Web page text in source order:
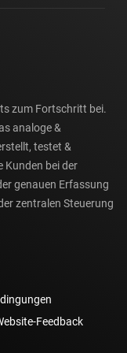
zum Fortschritt bei.
analoge &
testet &
Kunden bei der
genauen Erfassung
zentralen Steuerung
Feedback